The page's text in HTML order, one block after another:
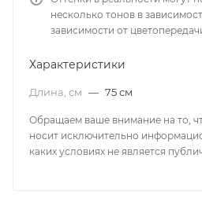
несколько тонов в
зависимости от
Характеристики
Длина, см — 75 см
Обращаем ваше внимание на то,
носит исключительно
каких условиях не является